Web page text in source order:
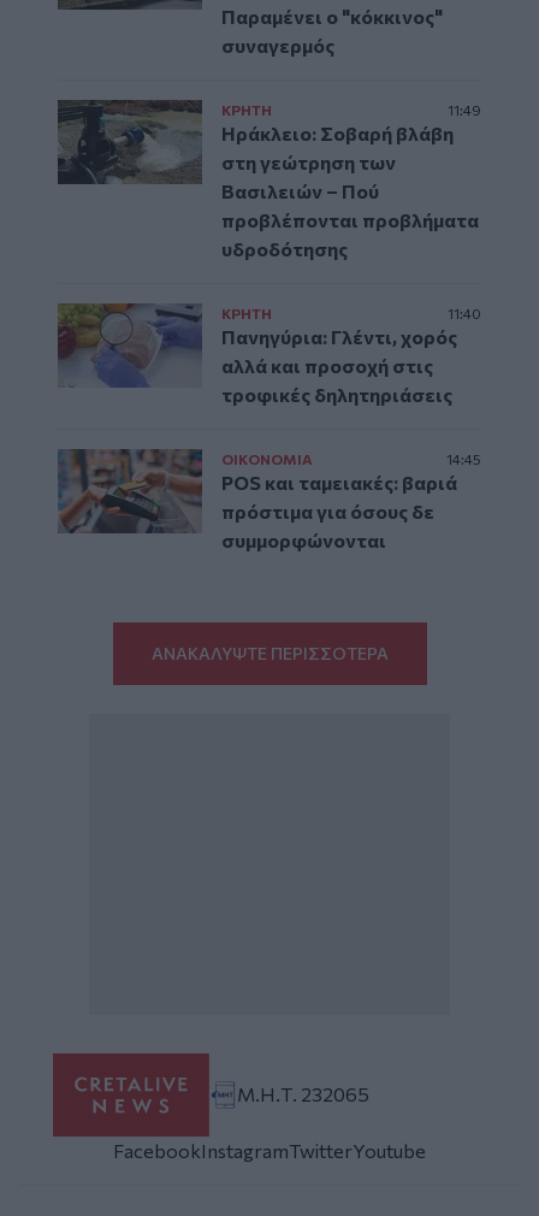
Παραμένει ο "κόκκινος"
συναγερμός
ΚΡΗΤΗ 11:49
Ηράκλειο: Σοβαρή βλάβη
στη γεώτρηση των
Βασιλειών – Πού
προβλέπονται προβλήματα
υδροδότησης
ΚΡΗΤΗ 11:40
Πανηγύρια: Γλέντι, χορός
αλλά και προσοχή στις
τροφικές δηλητηριάσεις
ΟΙΚΟΝΟΜΙΑ 14:45
POS και ταμειακές: βαριά
πρόστιμα για όσους δε
συμμορφώνονται
ΑΝΑΚΑΛΥΨΤΕ ΠΕΡΙΣΣΟΤΕΡΑ
Μ.Η.Τ. 232065
FacebookInstagramTwitterYoutube